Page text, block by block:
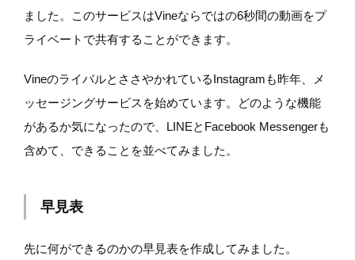
ました。このサービスはVineならではの6秒間の動画をプ
ライベートで共有することができます。
VineのライバルとささやかれているInstagramも昨年、メ
ッセージングサービスを始めています。どのような機能
があるか気になったので、LINEとFacebook Messengerも
含めて、できることを並べてみました。
早見表
先に何ができるのかの早見表を作成してみました。